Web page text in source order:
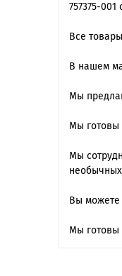
757375-
Все
В нашем
Мы
Мы готовы
Мы
Вы можете
Мы готовы